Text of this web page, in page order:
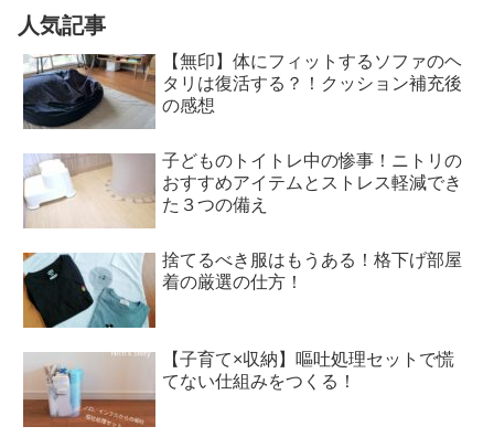
人気記事
【無印】体にフィットするソファのヘ
タリは復活する？！クッション補充後
の感想
子どものトイトレ中の惨事！ニトリの
おすすめアイテムとストレス軽減でき
た３つの備え
捨てるべき服はもうある！格下げ部屋
着の厳選の仕方！
【子育て×収納】嘔吐処理セットで慌
てない仕組みをつくる！